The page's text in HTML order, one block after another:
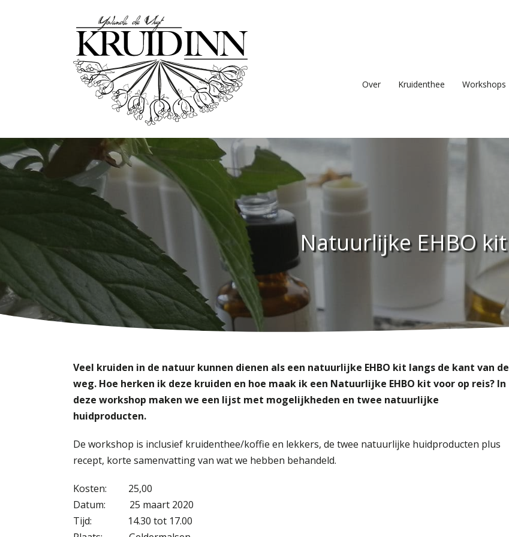
Over Kruidenthee Workshops
Natuurlijke EHBO kit
Veel kruiden in de natuur kunnen dienen als een natuurlijke EHBO kit langs de kant van de
weg. Hoe herken ik deze kruiden en hoe maak ik een Natuurlijke EHBO kit voor op reis? In
deze workshop maken we een lijst met mogelijkheden en twee natuurlijke
huidproducten.
De workshop is inclusief kruidenthee/koffie en lekkers, de twee natuurlijke huidproducten plus
recept, korte samenvatting van wat we hebben behandeld.
Kosten: 25,00
Datum: 25 maart 2020
Tijd: 14.30 tot 17.00